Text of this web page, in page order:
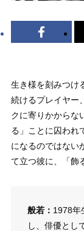
生き様を刻みつけ
続けるプレイヤー
クに寄りかからな
る」ことに囚われ
になるのではない
て立つ彼に、「飾
般若： 1978年
し、俳優とし